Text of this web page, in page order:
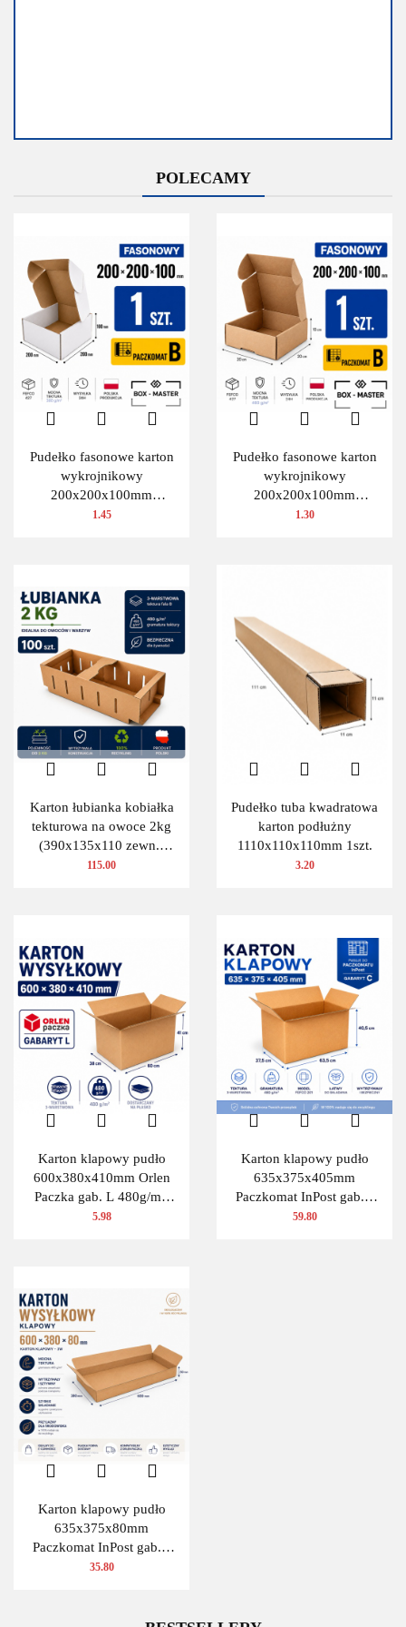
Dostępność
Średnia
Do końca promocji
pozostało
Dostępność
promocji
pozostało
POLECAMY
Pudełko fasonowe karton
wykrojnikowy
200x200x100mm
(wymiary wewnętrzne) 1
1.45
Pudełko fasonowe karton
wykrojnikowy
200x200x100mm
(wymiary wewnętrzne) 1
1.30
Karton łubianka kobiałka
tekturowa na owoce 2kg
(390x135x110 zewn.)
100 szt.
115.00
Pudełko tuba kwadratowa
karton podłużny
1110x110x110mm 1szt.
3.20
Karton klapowy pudło
600x380x410mm Orlen
Paczka gab. L 480g/m2
3W 1 szt.
5.98
Karton klapowy pudło
635x375x405mm
Paczkomat InPost gab.C
480g/m2 3W 10 szt.
59.80
Karton klapowy pudło
635x375x80mm
Paczkomat InPost gab.A
480g/m2 3W 10 szt.
35.80